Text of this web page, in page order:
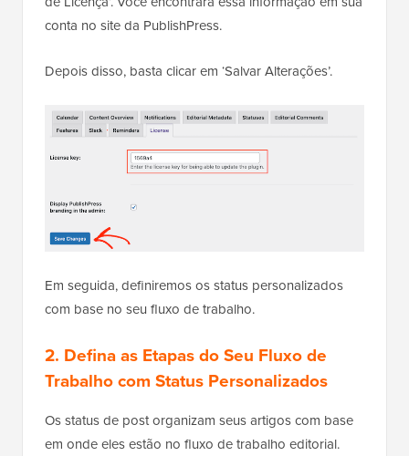
conta no site da PublishPress.
Depois disso, basta clicar em ‘Salvar Alterações’.
Em seguida, definiremos os status personalizados
com base no seu fluxo de trabalho.
2. Defina as Etapas do Seu Fluxo de
Trabalho com Status Personalizados
Os status de post organizam seus artigos com base
em onde eles estão no fluxo de trabalho editorial.